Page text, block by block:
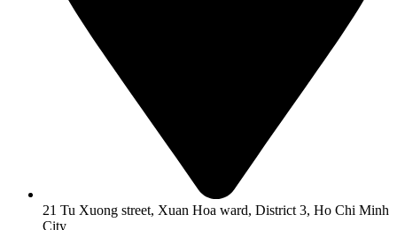
21 Tu Xuong street, Xuan Hoa ward, District 3, Ho Chi Minh
City